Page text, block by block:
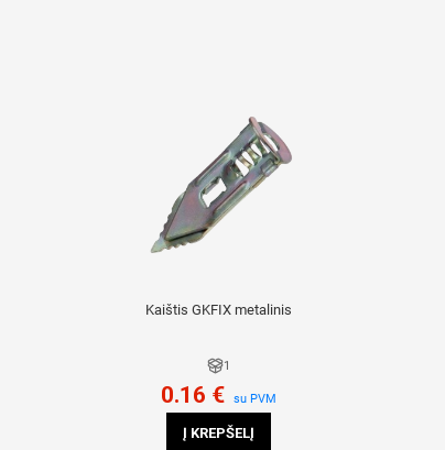
Kaištis GKFIX metalinis
1
0.16 € su PVM
Į KREPŠELĮ